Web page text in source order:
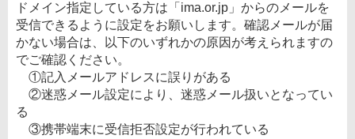
ドメイン指定している方は「ima.or.jp」からのメールを
受信できるように設定をお願いします。確認メールが届
かない場合は、以下のいずれかの原因が考えられますの
でご確認ください。
①記入メールアドレスに誤りがある
②迷惑メール設定により、迷惑メール扱いとなってい
る
③携帯端末に受信拒否設定が行われている